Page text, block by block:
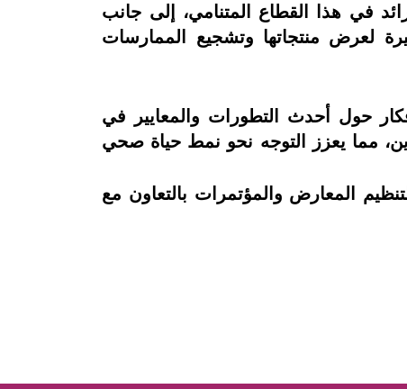
في هذا القطاع المتنامي، إلى جانب
لعرض منتجاتها وتشجيع الممارسات
حول أحدث التطورات والمعايير في
مما يعزز التوجه نحو نمط حياة صحي
المعارض والمؤتمرات بالتعاون مع